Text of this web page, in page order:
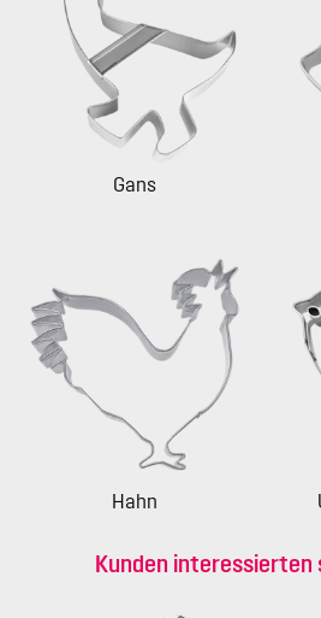
Gans
Hahn
Kunden interessierten